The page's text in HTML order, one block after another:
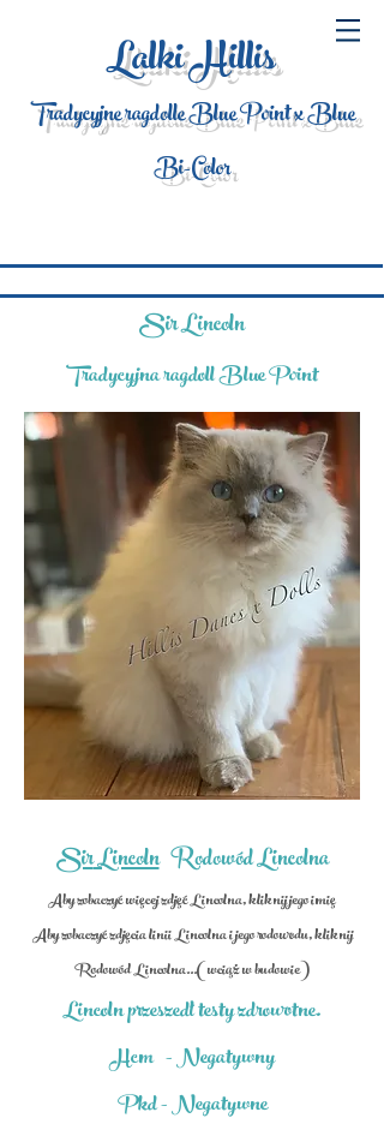
Lalki Hillis
Tradycyjne ragdolle Blue Point x Blue
Bi-Color
Sir Lincoln
Tradycyjna ragdoll Blue Point
SirLincoln RodowódLincolna
Aby zobaczyć więcej zdjęć Lincolna, kliknij jego imię
Aby zobaczyć zdjęcia linii Lincolna i jego rodowodu, kliknij
Rodowód Lincolna...(wciąż w budowie)
Lincoln przeszedł testy zdrowotne.
Hcm - Negatywny
Pkd - Negatywne